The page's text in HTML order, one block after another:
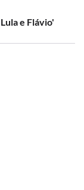
e Flávio'